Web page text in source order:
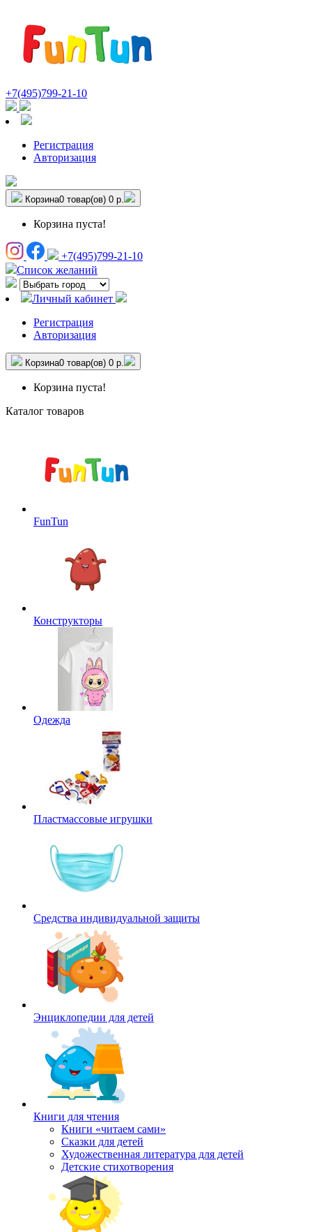
+7(495)799-21-10
Регистрация
Авторизация
Корзина0 товар(ов) 0 р.
Корзина пуста!
+7(495)799-21-10
Список желаний
Личный кабинет
Регистрация
Авторизация
Корзина0 товар(ов) 0 р.
Корзина пуста!
Каталог товаров
FunTun
Конструкторы
Одежда
Пластмассовые игрушки
Средства индивидуальной защиты
Энциклопедии для детей
Книги для чтения
Книги «читаем сами»
Сказки для детей
Художественная литература для детей
Детские стихотворения